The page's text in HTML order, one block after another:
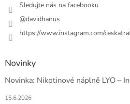
Sledujte nás na facebooku
@davidhanus
https://www.instagram.com/
Novinky
Novinka: Nikotinové náplně LYO –
15.6.2026